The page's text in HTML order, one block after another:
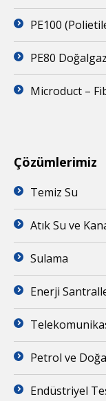
PE100
PE80
Microduct –
Çözümlerimiz
Temiz Su
Atık Su ve
Sulama
Enerji
Petrol ve
Endüstriyel